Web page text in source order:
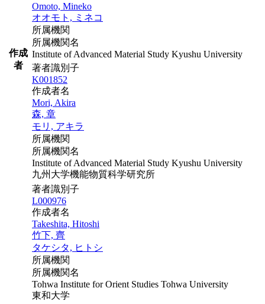
作成
者
Omoto, Mineko
オオモト, ミネコ
所属機関
所属機関名
Institute of Advanced Material Study Kyushu University
著者識別子
K001852
作成者名
Mori, Akira
森, 章
モリ, アキラ
所属機関
所属機関名
Institute of Advanced Material Study Kyushu University
九州大学機能物質科学研究所
著者識別子
L000976
作成者名
Takeshita, Hitoshi
竹下, 齊
タケシタ, ヒトシ
所属機関
所属機関名
Tohwa Institute for Orient Studies Tohwa University
東和大学